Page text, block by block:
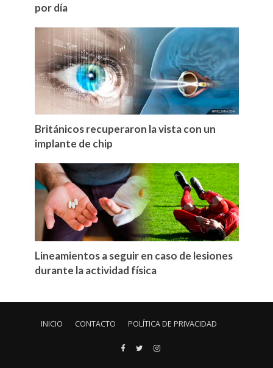
por día
Británicos recuperaron la vista con un
implante de chip
Lineamientos a seguir en caso de lesiones
durante la actividad física
INICIO CONTACTO POLÍTICA DE PRIVACIDAD